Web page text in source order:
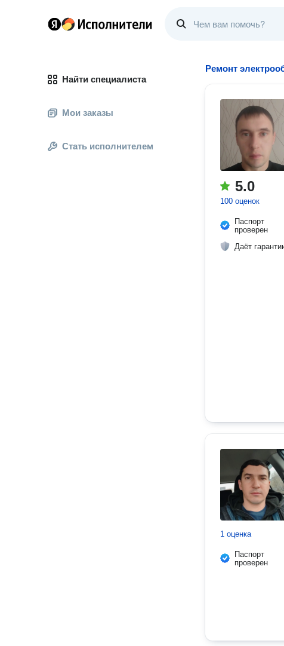
Найти специалиста
Мои заказы
Стать исполнителем
Ремонт
5.0
100 оценок
Паспорт
проверен
Даёт
1 оценка
Паспорт
проверен